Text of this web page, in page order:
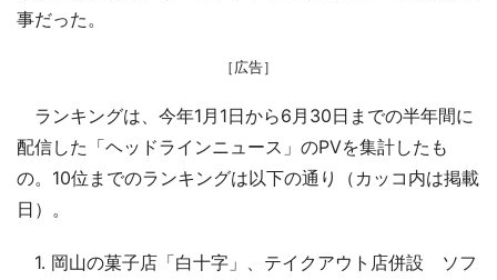
事だった。
［広告］
ランキングは、今年1月1日から6月30日までの半年間に
配信した「ヘッドラインニュース」のPVを集計したも
の。10位までのランキングは以下の通り（カッコ内は掲載
日）。
1. 岡山の菓子店「白十字」、テイクアウト店併設 ソフ